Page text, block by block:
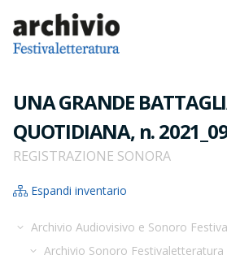
UNA GRANDE
QUOTIDIANA, n.
REGISTRAZIONE SONORA
Espandi inventario
Archivio Audiovisivo e Sonoro
Archivio Sonoro Festivaletteratura